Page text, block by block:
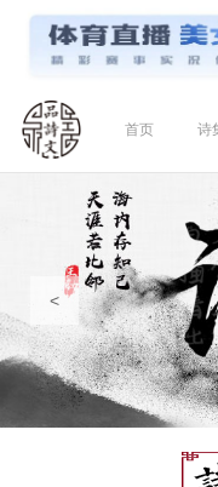
首页 诗
<